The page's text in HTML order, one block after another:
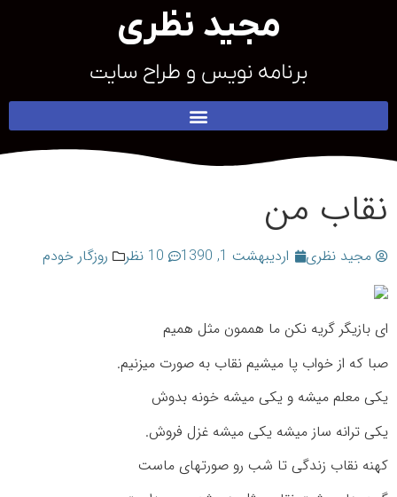
مجید نظری
برنامه نویس و طراح سایت
نقاب من
مجید نظری اردیبهشت 1, 1390 10 نظر روزگار خودم
ای بازیگر گریه نکن ما هممون مثل همیم
صبا که از خواب پا میشیم نقاب به صورت میزنیم.
یکی معلم میشه و یکی میشه خونه بدوش
یکی ترانه ساز میشه یکی میشه غزل فروش.
کهنه نقاب زندگی تا شب رو صورتهای ماست